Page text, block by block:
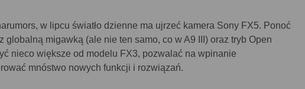
w lipcu światło dzienne ma ujrzeć kamera Sony FX5. Ponoć
globalną migawką (ale nie ten samo, co w A9 III) oraz tryb Open
nieco większe od modelu FX3, pozwalać na wpinanie
mnóstwo nowych funkcji i rozwiązań.